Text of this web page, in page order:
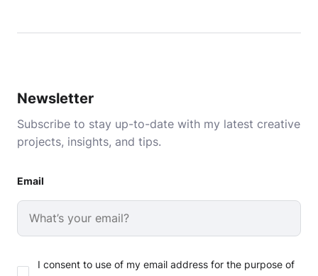
Newsletter
Subscribe to stay up-to-date with my latest creative
projects, insights, and tips.
Email
I consent to use of my email address for the purpose of